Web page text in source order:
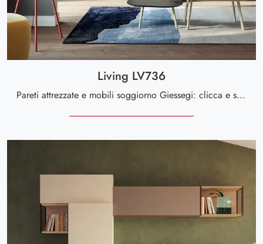
Living LV736
Pareti attrezzate e mobili soggiorno Giessegi: clicca e scopri il modello Living LV736 e potrai completare stanze moderne di ogni genere.